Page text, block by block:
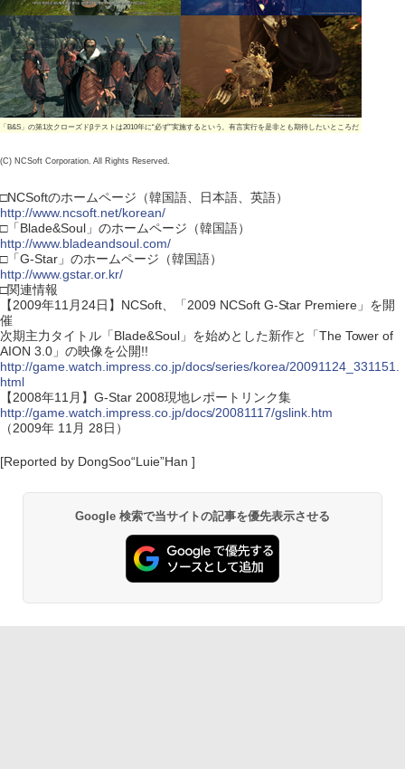
「B&S」の第1次クローズドβテストは2010年に“必ず”実施するという。有言実行を是非とも期待したいところだ
(C) NCSoft Corporation. All Rights Reserved.
□NCSoftのホームページ（韓国語、日本語、英語）
http://www.ncsoft.net/korean/
□「Blade&Soul」のホームページ（韓国語）
http://www.bladeandsoul.com/
□「G-Star」のホームページ（韓国語）
http://www.gstar.or.kr/
□関連情報
【2009年11月24日】NCSoft、「2009 NCSoft G-Star Premiere」を開
催
次期主力タイトル「Blade&Soul」を始めとした新作と「The Tower of
AION 3.0」の映像を公開!!
http://game.watch.impress.co.jp/docs/series/korea/20091124_331151.
html
【2008年11月】G-Star 2008現地レポートリンク集
http://game.watch.impress.co.jp/docs/20081117/gslink.htm
（2009年 11月 28日）
[Reported by DongSoo“Luie”Han ]
Google 検索で当サイトの記事を優先表示させる